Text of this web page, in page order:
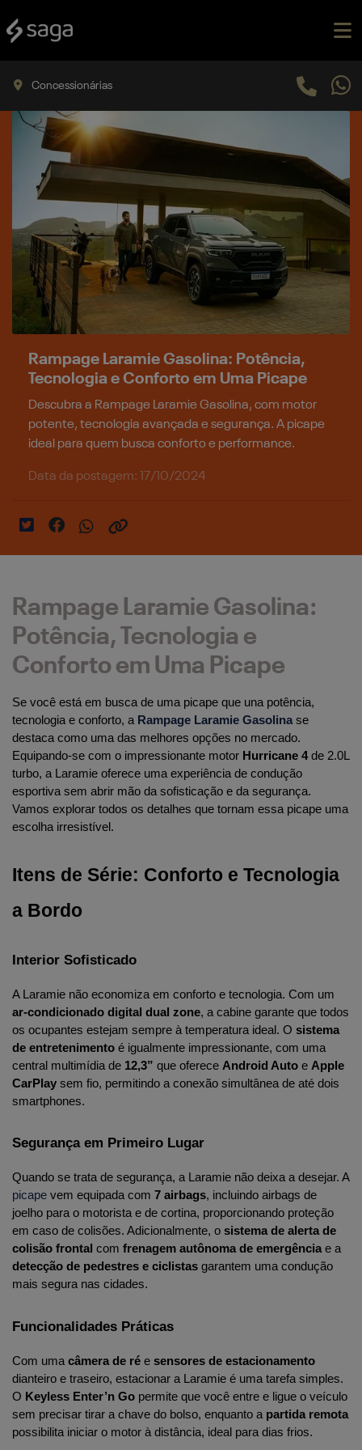
Concessionárias
Rampage Laramie Gasolina: Potência,
Tecnologia e Conforto em Uma Picape
Descubra a Rampage Laramie Gasolina, com motor
potente, tecnologia avançada e segurança. A picape
ideal para quem busca conforto e performance.
Data da postagem: 17/10/2024
Rampage Laramie Gasolina:
Potência, Tecnologia e
Conforto em Uma Picape
Se você está em busca de uma picape que una potência,
tecnologia e conforto, a Rampage Laramie Gasolina se
destaca como uma das melhores opções no mercado.
Equipando-se com o impressionante motor Hurricane 4 de 2.0L
turbo, a Laramie oferece uma experiência de condução
esportiva sem abrir mão da sofisticação e da segurança.
Vamos explorar todos os detalhes que tornam essa picape uma
escolha irresistível.
Itens de Série: Conforto e Tecnologia
a Bordo
Interior Sofisticado
ar-condicionado digital dual zone, a cabine garante que todos
os ocupantes estejam sempre à temperatura ideal. O sistema
de entretenimento é igualmente impressionante, com uma
central multimídia de 12,3” que oferece Android Auto e Apple
CarPlay sem fio, permitindo a conexão simultânea de até dois
smartphones.
Segurança em Primeiro Lugar
Quando se trata de segurança, a Laramie não deixa a desejar. A
picape vem equipada com 7 airbags, incluindo airbags de
joelho para o motorista e de cortina, proporcionando proteção
em caso de colisões. Adicionalmente, o sistema de alerta de
colisão frontal com frenagem autônoma de emergência
e a
detecção de pedestres e ciclistas garantem uma condução
mais segura nas cidades.
Funcionalidades Práticas
Com uma câmera de ré e sensores de estacionamento
dianteiro e traseiro, estacionar a Laramie é uma tarefa simples.
O Keyless Enter’n Go permite que você entre e ligue o veículo
sem precisar tirar a chave do bolso, enquanto a partida remota
possibilita iniciar o motor à distância, ideal para dias frios.